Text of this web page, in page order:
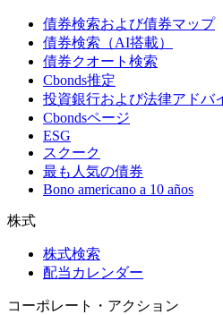
債券検索および債券マップ
債券検索（AI搭載）
債券クオート検索
Cbonds推定
投資銀行および法律アドバ
Cbondsページ
ESG
スクーク
最も人気の債券
Bono americano a 10 años
株式
株式検索
配当カレンダー
コーポレート・アクション